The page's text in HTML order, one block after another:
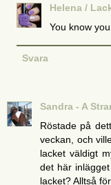
Helena /
You know
Svara
Sandra - A
Röstade på
veckan, och
lacket väldigt
det här
lacket? Alltså